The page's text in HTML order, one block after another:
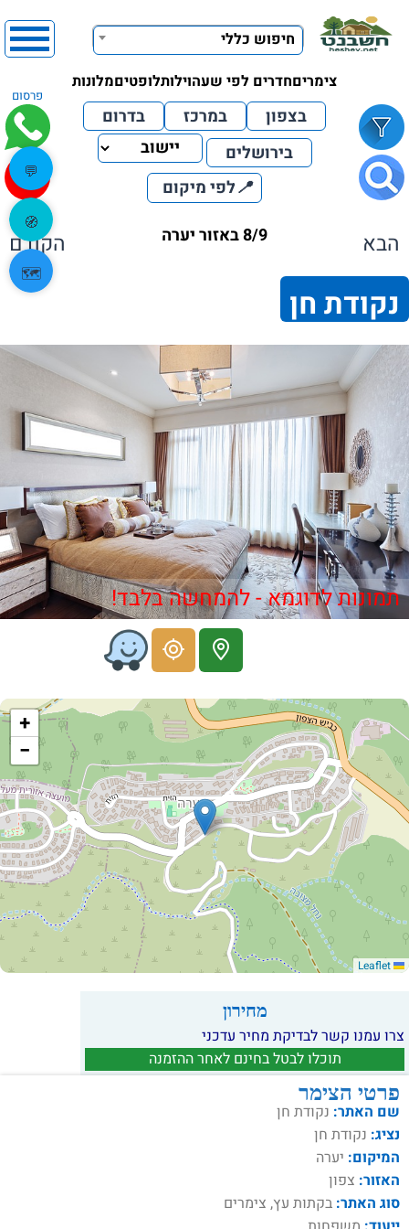
חיפוש כללי
צימריםחדרים לפי שעהוילותלופטיםמלונות
פרסום
בצפון במרכז
בדרום
בירושלים
📍לפי מיקום
הבא 8/9 באזור יערה הקודם
נקודת חן
תמונות לדוגמא - להמחשה בלבד!
+
−
מחירון
צרו עמנו קשר לבדיקת מחיר עדכני
תוכלו לבטל בחינם לאחר ההזמנה
פרטי הצימר
שם האתר: נקודת חן
נציג: נקודת חן
המיקום: יערה
האזור: צפון
סוג האתר: בקתות עץ, צימרים
💬
🧭
🗺️